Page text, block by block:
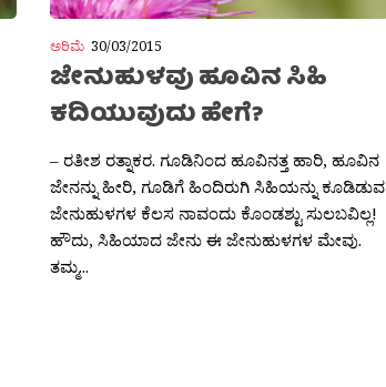
ಅರಿಮೆ 30/03/2015
ಜೇನುಹುಳವು ಹೂವಿನ ಸಿಹಿ
ಕದಿಯುವುದು ಹೇಗೆ?
– ರತೀಶ ರತ್ನಾಕರ. ಗೂಡಿನಿಂದ ಹೂವಿನತ್ತ ಹಾರಿ, ಹೂವಿನ
ಜೇನನ್ನು ಹೀರಿ, ಗೂಡಿಗೆ ಹಿಂದಿರುಗಿ ಸಿಹಿಯನ್ನು ಕೂಡಿಡುವ
ಜೇನುಹುಳಗಳ ಕೆಲಸ ನಾವಂದು ಕೊಂಡಶ್ಟು ಸುಲಬವಿಲ್ಲ!
ಹೌದು, ಸಿಹಿಯಾದ ಜೇನು ಈ ಜೇನುಹುಳಗಳ ಮೇವು.
ತಮ್ಮ...